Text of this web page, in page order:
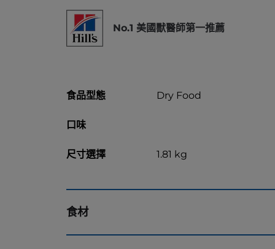
No.1 美國獸醫師第一推薦
食品型態 Dry Food
口味
尺寸選擇 1.81 kg
食材